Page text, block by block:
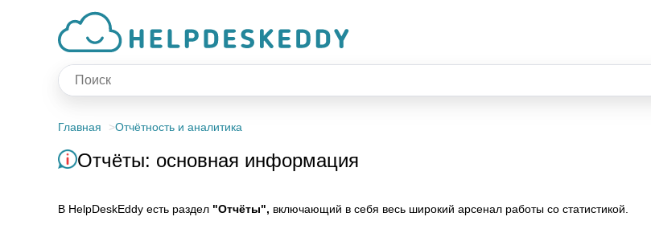
Главная Отчётность и аналитика
Отчёты: основная информация
В HelpDeskEddy есть раздел "Отчёты", включающий в себя весь широкий арсенал работы со статистикой.